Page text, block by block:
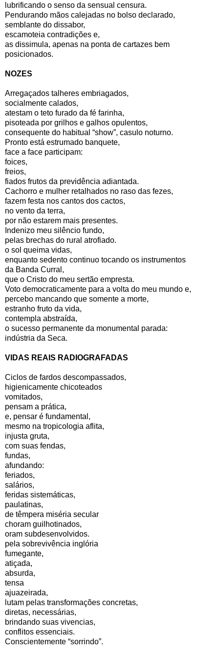
lubrificando o senso da sensual censura.
Pendurando mãos calejadas no bolso declarado,
semblante do dissabor,
escamoteia contradições e,
as dissimula, apenas na ponta de cartazes bem
posicionados.
NOZES
Arregaçados talheres embriagados,
socialmente calados,
atestam o teto furado da fé farinha,
pisoteada por grilhos e galhos opulentos,
consequente do habitual “show”, casulo noturno.
Pronto está estrumado banquete,
face a face participam:
foices,
freios,
fiados frutos da previdência adiantada.
Cachorro e mulher retalhados no raso das fezes,
fazem festa nos cantos dos cactos,
no vento da terra,
por não estarem mais presentes.
Indenizo meu silêncio fundo,
pelas brechas do rural atrofiado.
o sol queima vidas,
enquanto sedento continuo tocando os instrumentos
da Banda Curral,
que o Cristo do meu sertão empresta.
Voto democraticamente para a volta do meu mundo e,
percebo mancando que somente a morte,
estranho fruto da vida,
contempla abstraída,
o sucesso permanente da monumental parada:
indústria da Seca.
VIDAS REAIS RADIOGRAFADAS
Ciclos de fardos descompassados,
higienicamente chicoteados
vomitados,
pensam a prática,
e, pensar é fundamental,
mesmo na tropicologia aflita,
injusta gruta,
com suas fendas,
fundas,
afundando:
feriados,
salários,
feridas sistemáticas,
paulatinas,
de têmpera miséria secular
choram guilhotinados,
oram subdesenvolvidos.
pela sobrevivência inglória
fumegante,
atiçada,
absurda,
tensa
ajuazeirada,
lutam pelas transformações concretas,
diretas, necessárias,
brindando suas vivencias,
conflitos essenciais.
Conscientemente “sorrindo”.